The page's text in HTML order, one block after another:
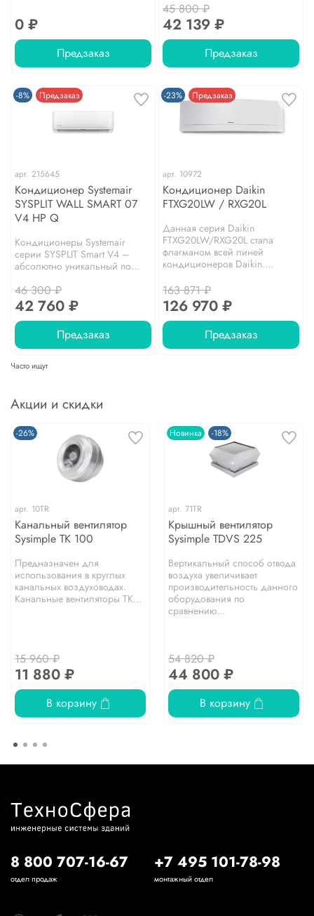
0 ₽
Предзаказ
45 800 ₽
42 139 ₽
Предзаказ
-8% Предзаказ
арт. 215645
Кондиционер Systemair
SYSPLIT WALL SMART 07
V4 HP Q
Кондиционеры Systemair
серии SYSPLIT Smart V4 –
абсолютно уникальный по...
46 300 ₽
42 760 ₽
Предзаказ
-23% Предзаказ
арт. 10972
Кондиционер Daikin
FTXG20LW / RXG20L
Данная серия Daikin
FTXG20LW/RXG20L стала
флагманом всей линей
кондиционеров Daikin....
163 871 ₽
126 970 ₽
Предзаказ
Часто ищут
Акции и скидки
-26%
арт. 10TR
Канальный вентилятор
Sysimple TK 100
Предназначен для
использования в круглых
канальных воздуховодах.
Канальные вентиляторы TK...
15 960 ₽
11 880 ₽
В корзину
Новинка -18%
арт. 71TR
Крышный вентилятор
Sysimple TDVS 225
Вертикальный способ отвода
воздуха увеличивает
производительность данного
оборудования по
сравнению...
54 820 ₽
44 800 ₽
В корзину
8 800 707-16-67
отдел продаж
+7 495 101-78-98
монтажный отдел